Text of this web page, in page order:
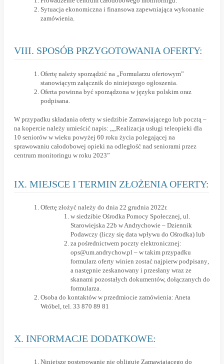
Sytuacja ekonomiczna i finansowa zapewniająca wykonanie
zamówienia.
VIII. SPOSÓB PRZYGOTOWANIA OFERTY:
Ofertę należy sporządzić na „Formularzu ofertowym”
stanowiącym załącznik do niniejszego ogłoszenia.
Oferta powinna być sporządzona w języku polskim oraz
podpisana.
W przypadku składania oferty w siedzibie Zamawiającego lub pocztą –
na kopercie należy umieścić napis: „„Realizacja usługi teleopieki dla
10 seniorów w wieku powyżej 60 roku życia polegającej na
sprawowaniu całodobowej opieki na odległość nad seniorami przez
centrum monitoringu w roku 2023”
IX. MIEJSCE I TERMIN ZŁOŻENIA OFERTY:
Ofertę złożyć należy do dnia 22 grudnia 2022r.
w siedzibie Ośrodka Pomocy Społecznej, ul.
Starowiejska 22b w Andrychowie – Dziennik
Podawczy (liczy się data wpływu do Ośrodka) lub
za pośrednictwem poczty elektronicznej:
ops@um.andrychow.pl – w takim przypadku
formularz oferty winien zostać najpierw podpisany,
a następnie zeskanowany i przesłany wraz ze
skanami pozostałych dokumentów, dołączanych do
formularza.
Osoba do kontaktów w przedmiocie zamówienia: Aneta
Wróbel, tel. 33 870 89 81
X. INFORMACJE DODATKOWE:
Niniejsze postępowanie nie obliguje Zamawiającego do